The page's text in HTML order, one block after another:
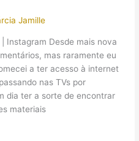
Jamille
Instagram Desde mais nova
mas raramente eu
a ter acesso à internet
nas TVs por
dia ter a sorte de encontrar
materiais